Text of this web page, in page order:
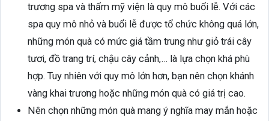
trương spa và thẩm mỹ viện là quy mô buổi lễ. Với các
spa quy mô nhỏ và buổi lễ được tổ chức không quá lớn,
những món quà có mức giá tầm trung như giỏ trái cây
tươi, đồ trang trí, chậu cây cảnh,… là lựa chọn khá phù
hợp. Tuy nhiên với quy mô lớn hơn, bạn nên chọn khánh
vàng khai trương hoặc những món quà có giá trị cao.
Nên chọn những món quà mang ý nghĩa may mắn hoặc